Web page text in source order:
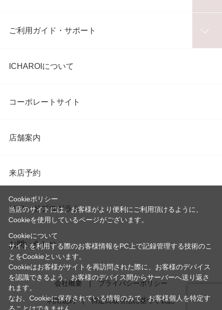
ご利用ガイド・サポート
ICHAROIについて
コーポレートサイト
店舗案内
来店予約
リワードプログラム
お問い合わせ
会社概要 プライバシーポリシー
利用規約 特定商取引法に基づく表記
Cookieポリシー
当店のサイトには、お客様がより便利にご利用頂けるように、
Cookieを使用しているページがございます。
Cookieについて
サイトを利用する際のお客様情報をPC上で記録管理する技術のこ
とをCookieといいます。
Cookieはお客様がサイトを再訪問された際に、お客様のデバイス
を認識できるよう、お客様のデバイス間からサーバーへ送り返さ
れます。
なお、Cookieに保存されている情報のみで、お客様個人を特定す